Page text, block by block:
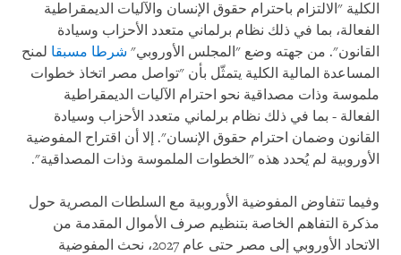
الكلية "الالتزام باحترام حقوق الإنسان والآليات الديمقراطية
الفعالة، بما في ذلك نظام برلماني متعدد الأحزاب وسيادة
القانون". من جهته وضع "المجلس الأوروبي" شرطا مسبقا لمنح
المساعدة المالية الكلية يتمثّل بأن "تواصل مصر اتخاذ خطوات
ملموسة وذات مصداقية نحو احترام الآليات الديمقراطية
الفعالة - بما في ذلك نظام برلماني متعدد الأحزاب وسيادة
القانون وضمان احترام حقوق الإنسان". إلا أن اقتراح المفوضية
الأوروبية لم يُحدد هذه "الخطوات الملموسة وذات المصداقية".
وفيما تتفاوض المفوضية الأوروبية مع السلطات المصرية حول
مذكرة التفاهم الخاصة بتنظيم صرف الأموال المقدمة من
الاتحاد الأوروبي إلى مصر حتى عام 2027، نحث المفوضية